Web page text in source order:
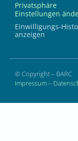
Privatsphäre
Einstellungen
Einwilligungs-
anzeigen
© Copyright – BARC
Impressum–